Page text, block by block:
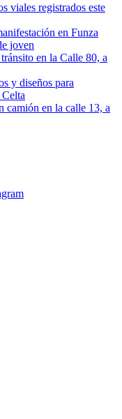
viales registrados este
en Funza
joven
en la Calle 80, a
y diseños para
camión en la calle 13, a